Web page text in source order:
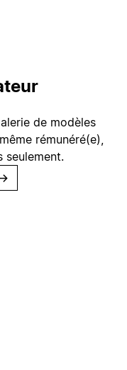
de modèles
rémunéré(e),
seulement.
→